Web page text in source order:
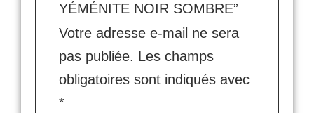
YÉMÉNITE NOIR SOMBRE”
Votre adresse e-mail ne sera
pas publiée. Les champs
obligatoires sont indiqués avec
*